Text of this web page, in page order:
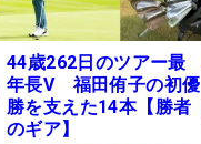
44歳262日のツアー最
年長V 福田侑子の初優
勝を支えた14本【勝者
のギア】